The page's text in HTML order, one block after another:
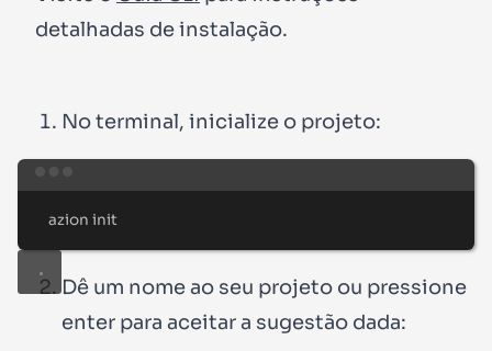
detalhadas de instalação.
No terminal, inicialize o projeto:
azion init
Dê um nome ao seu projeto ou pressione
enter para aceitar a sugestão dada: